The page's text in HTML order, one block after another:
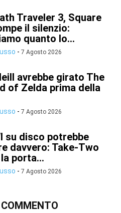
Traveler 3, Square
il silenzio:
quanto lo...
- 7 Agosto 2026
avrebbe girato The
of Zelda prima della
- 7 Agosto 2026
su disco potrebbe
davvero: Take-Two
porta...
- 7 Agosto 2026